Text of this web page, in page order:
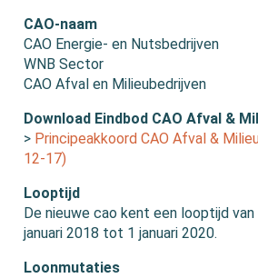
CAO-naam
CAO Energie- en Nutsbedrijven
WNB Sector
CAO Afval en Milieubedrijven
Download Eindbod CAO Afval &
> Principeakkoord CAO Afval &
12-17)
Looptijd
De nieuwe cao kent een looptijd van
januari 2018 tot 1 januari 2020.
Loonmutaties